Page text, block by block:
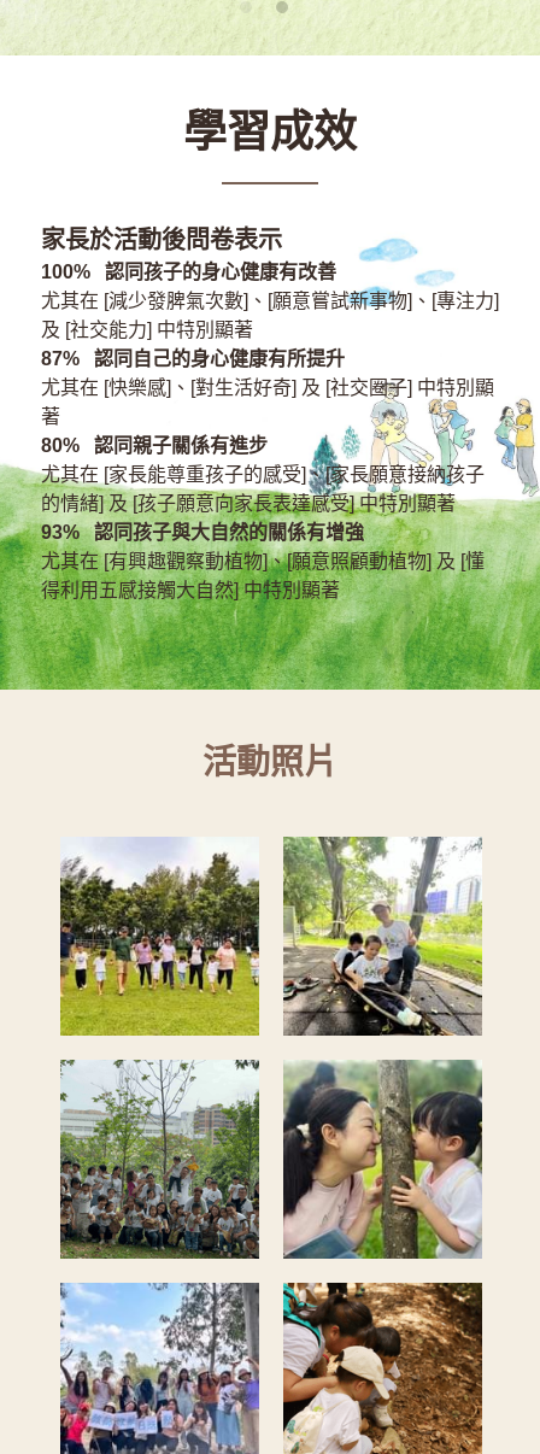
學習成效
家長於活動後問卷表示
100%   認同孩子的身心健康有改善
尤其在 [減少發脾氣次數]、[願意嘗試新事物]、[專注力]
及 [社交能力] 中特別顯著
87%   認同自己的身心健康有所提升
尤其在 [快樂感]、[對生活好奇] 及 [社交圈子] 中特別顯
著
80%   認同親子關係有進步
尤其在 [家長能尊重孩子的感受]、[家長願意接納孩子
的情緒] 及 [孩子願意向家長表達感受] 中特別顯著
93%   認同孩子與大自然的關係有增強
尤其在 [有興趣觀察動植物]、[願意照顧動植物] 及 [懂
得利用五感接觸大自然] 中特別顯著
活動照片